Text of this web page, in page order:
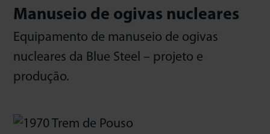
Manuseio de ogivas nucleares
Equipamento de manuseio de ogivas
nucleares da Blue Steel – projeto e
produção.